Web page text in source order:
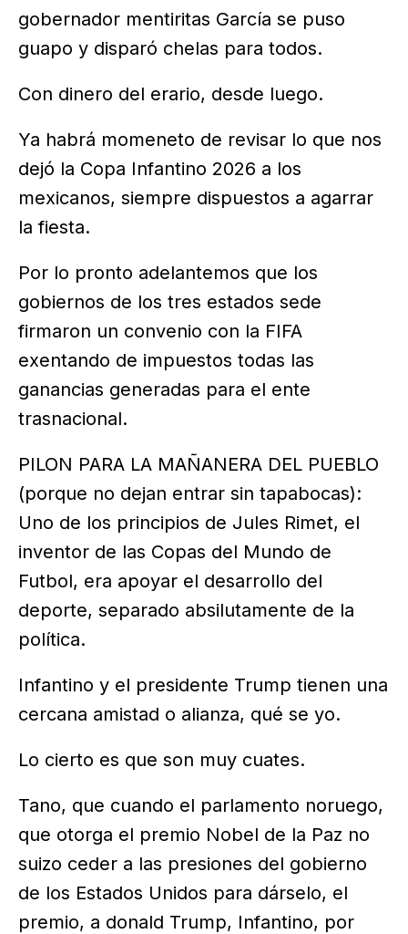
gobernador mentiritas García se puso
guapo y disparó chelas para todos.
Con dinero del erario, desde luego.
Ya habrá momeneto de revisar lo que nos
dejó la Copa Infantino 2026 a los
mexicanos, siempre dispuestos a agarrar
la fiesta.
Por lo pronto adelantemos que los
gobiernos de los tres estados sede
firmaron un convenio con la FIFA
exentando de impuestos todas las
ganancias generadas para el ente
trasnacional.
PILON PARA LA MAÑANERA DEL PUEBLO
(porque no dejan entrar sin tapabocas):
Uno de los principios de Jules Rimet, el
inventor de las Copas del Mundo de
Futbol, era apoyar el desarrollo del
deporte, separado absilutamente de la
política.
Infantino y el presidente Trump tienen una
cercana amistad o alianza, qué se yo.
Lo cierto es que son muy cuates.
Tano, que cuando el parlamento noruego,
que otorga el premio Nobel de la Paz no
suizo ceder a las presiones del gobierno
de los Estados Unidos para dárselo, el
premio, a donald Trump, Infantino, por